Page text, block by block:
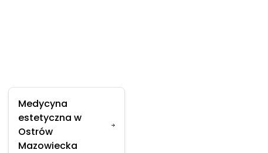
Medycyna
estetyczna w
Ostrów
Mazowiecka